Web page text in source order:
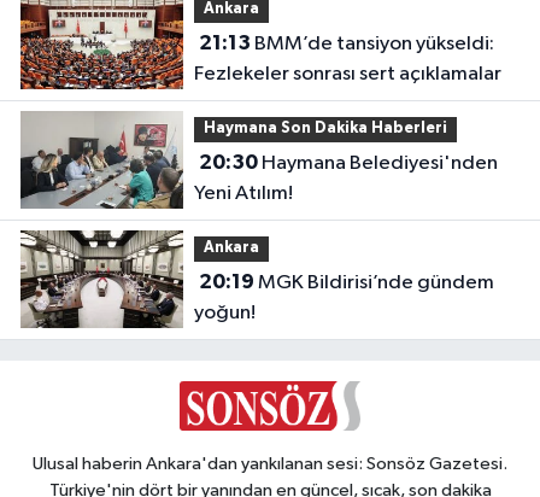
Ankara
21:13
Fezlekeler sonrası sert açıklamalar
Haymana Son Dakika Haberleri
20:30Haymana Belediyesi'nden
Yeni Atılım!
Ankara
20:19
yoğun!
Ulusal haberin Ankara'dan yankılanan sesi: Sonsöz Gazetesi.
Türkiye'nin dört bir yanından en güncel, sıcak, son dakika